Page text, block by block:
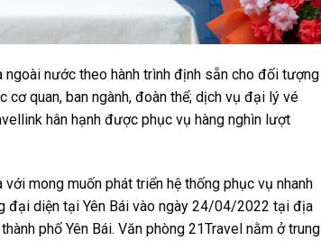
nước theo hành trình định sẵn cho đối tượng
cơ quan, ban ngành, đoàn thể; dịch vụ đại lý vé
hân hạnh được phục vụ hàng nghìn lượt
mong muốn phát triển hệ thống phục vụ nhanh
đại diện tại Yên Bái vào ngày 24/04/2022 tại địa
phố Yên Bái. Văn phòng 21Travel nằm ở trung